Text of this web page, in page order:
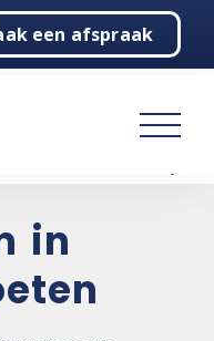
een afspraak
in